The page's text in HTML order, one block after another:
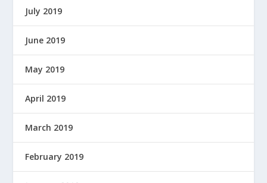
July 2019
June 2019
May 2019
April 2019
March 2019
February 2019